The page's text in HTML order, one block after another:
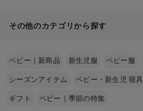
その他のカテゴリから探す
ベビー｜新商品 新生児服 ベビー服
シーズンアイテム ベビー・新生児 寝具
ギフト ベビー｜季節の特集